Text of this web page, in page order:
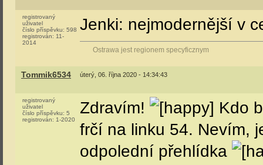
registrovaný
uživatel
číslo příspěvku: 598
registrován: 11-
2014
Jenki: nejmodernější v
Ostrawa jest regionem specyficznym
Tommik6534 úterý, 06. října 2020 - 14:34:43
registrovaný
uživatel
číslo příspěvku: 5
registrován: 1-2020
Zdravím!
Kdo
frčí na linku 54. Nevím,
odpolední přehlídka